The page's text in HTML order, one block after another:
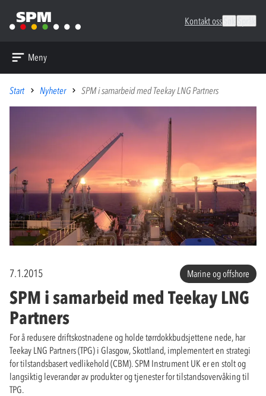
Kontakt oss
Meny
Start Nyheter SPM i samarbeid med Teekay LNG Partners
7.1.2015 Marine og offshore
SPM i samarbeid med Teekay LNG
Partners
For å redusere driftskostnadene og holde tørrdokkbudsjettene nede, har
Teekay LNG Partners (TPG) i Glasgow, Skottland, implementert en strategi
for tilstandsbasert vedlikehold (CBM). SPM Instrument UK er en stolt og
langsiktig leverandør av produkter og tjenester for tilstandsovervåking til
TPG.